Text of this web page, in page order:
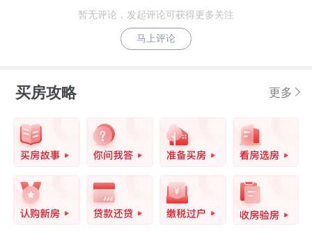
暂无评论，发起评论可获得更多关注
马上评论
买房攻略 更多